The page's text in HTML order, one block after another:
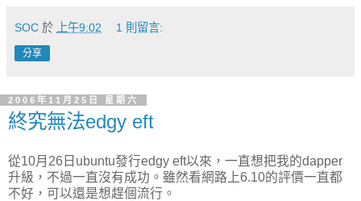
SOC 於 上午9:02 1 則留言:
分享
2006年11月25日 星期六
終究無法edgy eft
從10月26日ubuntu發行edgy eft以來，一直想把我的dapper
升級，不過一直沒有成功。雖然看網路上6.10的評價一直都
不好，可以還是想趕個流行。